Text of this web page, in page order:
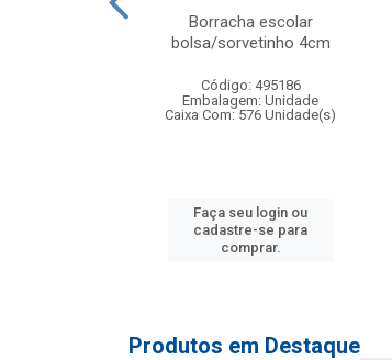
Borracha escolar
bolsa/sorvetinho 4cm
Código: 495186
Embalagem: Unidade
Caixa Com: 576 Unidade(s)
Faça seu login ou
cadastre-se para
comprar.
Produtos em Destaque